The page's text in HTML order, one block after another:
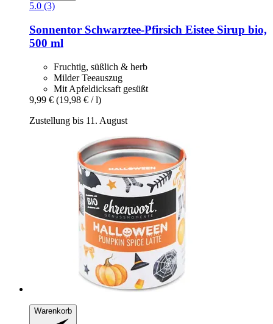
5.0 (3)
Sonnentor Schwarztee-​Pfirsich Eistee Sirup bio,
500 ml
Fruchtig, süßlich & herb
Milder Teeauszug
Mit Apfeldicksaft gesüßt
9,99 € (19,98 € / l)
Zustellung bis 11. August
Warenkorb